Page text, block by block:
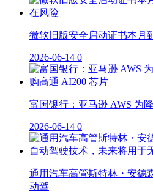
微软旧版安全启动证书本月
2026-06-14 0
富国银行：亚马逊 AWS 为
2026-06-14 0
通用汽车高管斯特林・安德
动驾